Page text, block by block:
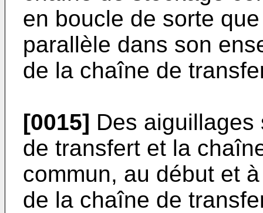
en boucle de sorte
parallèle dans son
de la chaîne de
[0015] Des
de transfert et la
commun, au début et
de la chaîne de